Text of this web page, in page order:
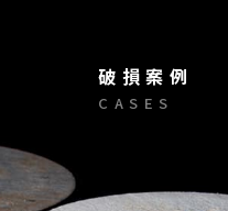
破損案例
CASES